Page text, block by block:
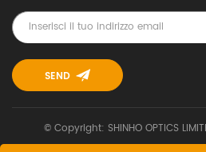
© Copyright: SHINHO OPTICS